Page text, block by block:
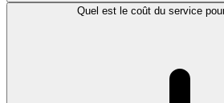
Quel est le coût du service